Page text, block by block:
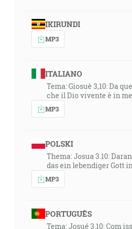
IKIRUNDI
MP3
ITALIANO
Tema: Giosuè 3,10: Da
che il Dio vivente è in
MP3
POLSKI
Thema: Josua 3.10:
das ein lebendiger Gott
MP3
PORTUGUÊS
Tema: Josué 3.10: Com